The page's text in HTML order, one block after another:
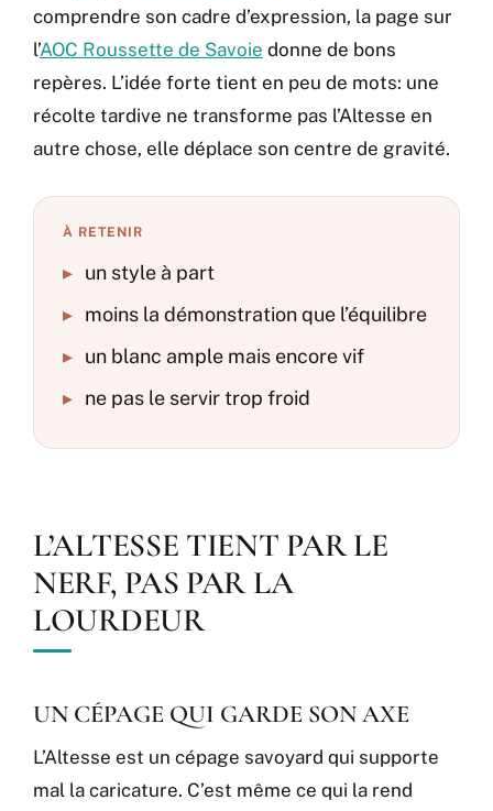
comprendre son cadre d’expression, la page sur
l’AOC Roussette de Savoie donne de bons
repères. L’idée forte tient en peu de mots: une
récolte tardive ne transforme pas l’Altesse en
autre chose, elle déplace son centre de gravité.
À RETENIR
▸ un style à part
▸ moins la démonstration que l’équilibre
▸ un blanc ample mais encore vif
▸ ne pas le servir trop froid
L’ALTESSE TIENT PAR LE
NERF, PAS PAR LA
LOURDEUR
UN CÉPAGE QUI GARDE SON AXE
L’Altesse est un cépage savoyard qui supporte
mal la caricature. C’est même ce qui la rend